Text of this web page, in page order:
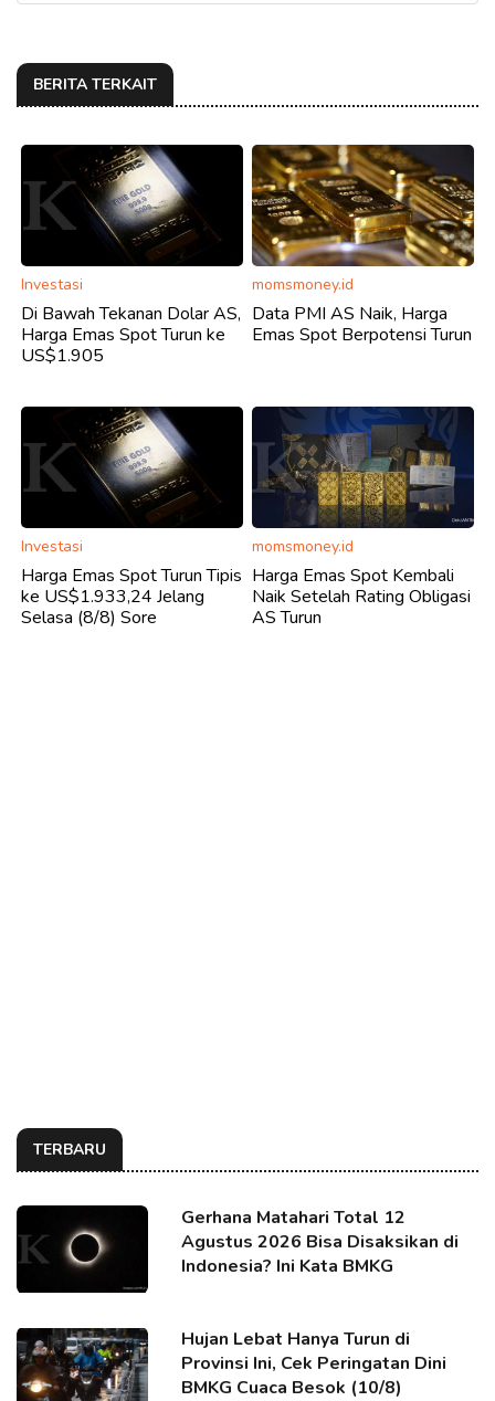
BERITA TERKAIT
Investasi
Di Bawah Tekanan Dolar AS,
Harga Emas Spot Turun ke
US$1.905
momsmoney.id
Data PMI AS Naik, Harga
Emas Spot Berpotensi Turun
Investasi
Harga Emas Spot Turun Tipis
ke US$1.933,24 Jelang
Selasa (8/8) Sore
momsmoney.id
Harga Emas Spot Kembali
Naik Setelah Rating Obligasi
AS Turun
TERBARU
Gerhana Matahari Total 12
Agustus 2026 Bisa Disaksikan di
Indonesia? Ini Kata BMKG
Hujan Lebat Hanya Turun di
Provinsi Ini, Cek Peringatan Dini
BMKG Cuaca Besok (10/8)